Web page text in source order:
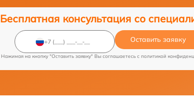
Бесплатная консультация со
Оставить заявку
Нажимая на кнопку "Оставить заявку" Вы соглашаетесь c политикой